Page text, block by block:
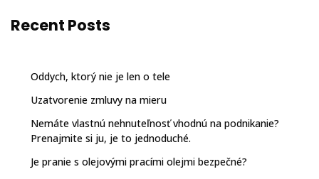
Recent Posts
Oddych, ktorý nie je len o tele
Uzatvorenie zmluvy na mieru
Nemáte vlastnú nehnuteľnosť vhodnú na podnikanie?
Prenajmite si ju, je to jednoduché.
Je pranie s olejovými pracími olejmi bezpečné?